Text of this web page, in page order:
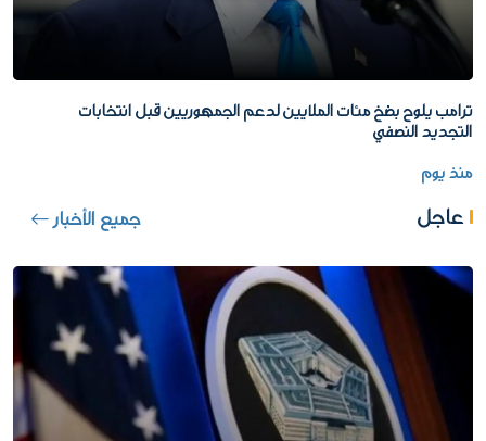
ترامب يلوح بضخ مئات الملايين لدعم الجمهوريين قبل انتخابات
التجديد النصفي
منذ يوم
عاجل جميع الأخبار